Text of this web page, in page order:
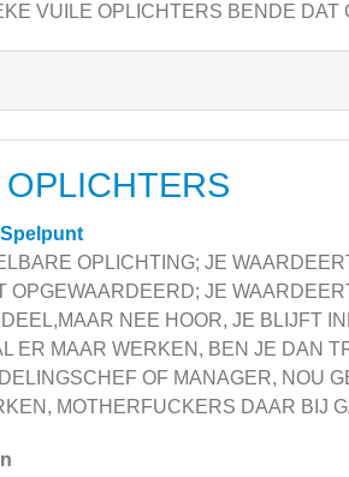
VUILE OPLICHTERS BENDE DAT
Spelpunt
OPLICHTING; JE
OPGEWAARDEERD; JE
NEE HOOR, JE BLIJFT
ER MAAR WERKEN, BEN JE DAN
OF MANAGER, NOU
MOTHERFUCKERS DAAR BIJ